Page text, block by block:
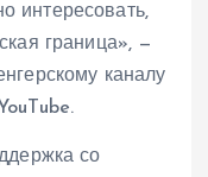
интересовать,
граница», —
каналу
со